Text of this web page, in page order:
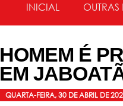
INICIAL
HOMEM É
EM
QUARTA-FEIRA, 30 DE ABRIL DE